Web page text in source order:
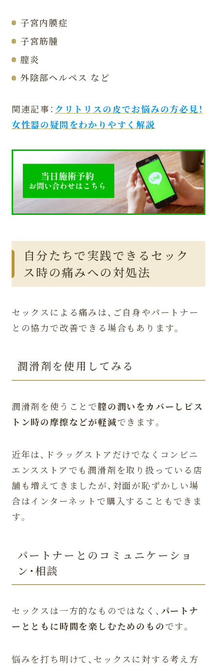
子宮内膜症
子宮筋腫
膣炎
外陰部ヘルペス など
関連記事： クリトリスの皮でお悩みの方必見！
女性器の疑問をわかりやすく解説
自分たちで実践できるセック
ス時の痛みへの対処法
セックスによる痛みは、ご自身やパートナー
との協力で改善できる場合もあります。
潤滑剤を使用してみる
潤滑剤を使うことで膣の潤いをカバーしピス
トン時の摩擦などが軽減できます。
近年は、ドラッグストアだけでなくコンビニ
エンスストアでも潤滑剤を取り扱っている店
舗も増えてきましたが、対面が恥ずかしい場
合はインターネットで購入することもできま
す。
パートナーとのコミュニケーショ
ン・相談
セックスは一方的なものではなく、 パートナ
ーとともに時間を楽しむためのものです。
悩みを打ち明けて、セックスに対する考え方